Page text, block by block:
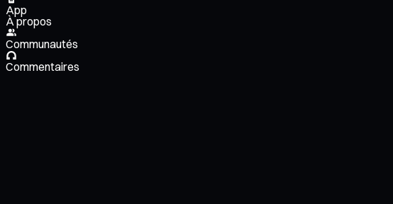
App
À propos
Communautés
Commentaires